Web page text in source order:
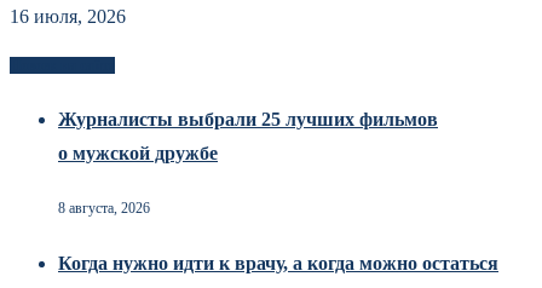
16 июля, 2026
Журналисты выбрали 25 лучших фильмов
о мужской дружбе
8 августа, 2026
Когда нужно идти к врачу, а когда можно остаться